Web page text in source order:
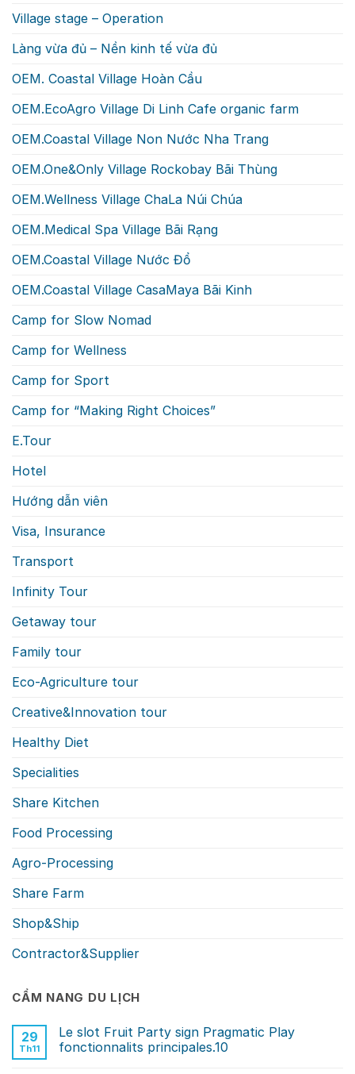
Village stage – Operation
Làng vừa đủ – Nền kinh tế vừa đủ
OEM. Coastal Village Hoàn Cầu
OEM.EcoAgro Village Di Linh Cafe organic farm
OEM.Coastal Village Non Nước Nha Trang
OEM.One&Only Village Rockobay Bãi Thùng
OEM.Wellness Village ChaLa Núi Chúa
OEM.Medical Spa Village Bãi Rạng
OEM.Coastal Village Nước Đổ
OEM.Coastal Village CasaMaya Bãi Kinh
Camp for Slow Nomad
Camp for Wellness
Camp for Sport
Camp for “Making Right Choices”
E.Tour
Hotel
Hướng dẫn viên
Visa, Insurance
Transport
Infinity Tour
Getaway tour
Family tour
Eco-Agriculture tour
Creative&Innovation tour
Healthy Diet
Specialities
Share Kitchen
Food Processing
Agro-Processing
Share Farm
Shop&Ship
Contractor&Supplier
CẨM NANG DU LỊCH
29
Th11
Le slot Fruit Party sign Pragmatic Play
fonctionnalits principales.10